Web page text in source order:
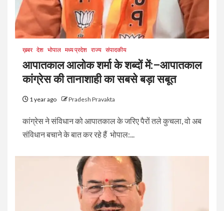
ख़बर देश भोपाल मध्य प्रदेश राज्य संपादकीय
आपातकाल आलोक शर्मा के शब्दों में:–आपातकाल
कांग्रेस की तानाशाही का सबसे बड़ा सबूत
1 year ago Pradesh Pravakta
कांग्रेस ने संविधान को आपातकाल के जरिए पैरों तले कुचला, वो अब
संविधान बचाने के बात कर रहे हैं भोपाल:...